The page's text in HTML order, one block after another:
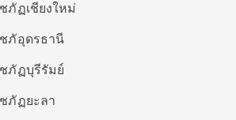
ภัฏเชียงใหม่
ภัอุดรธานี
ภัฏบุรีรัมย์
ภัฏยะลา